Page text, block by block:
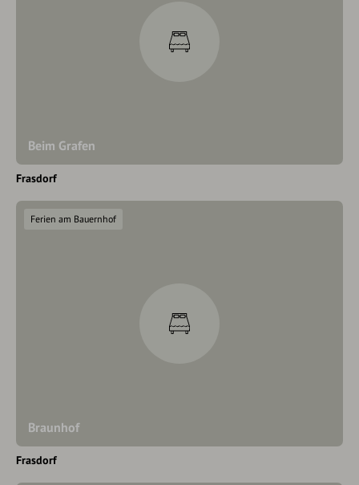
Beim Grafen
Frasdorf
Braunhof
Ferien am Bauernhof
Frasdorf